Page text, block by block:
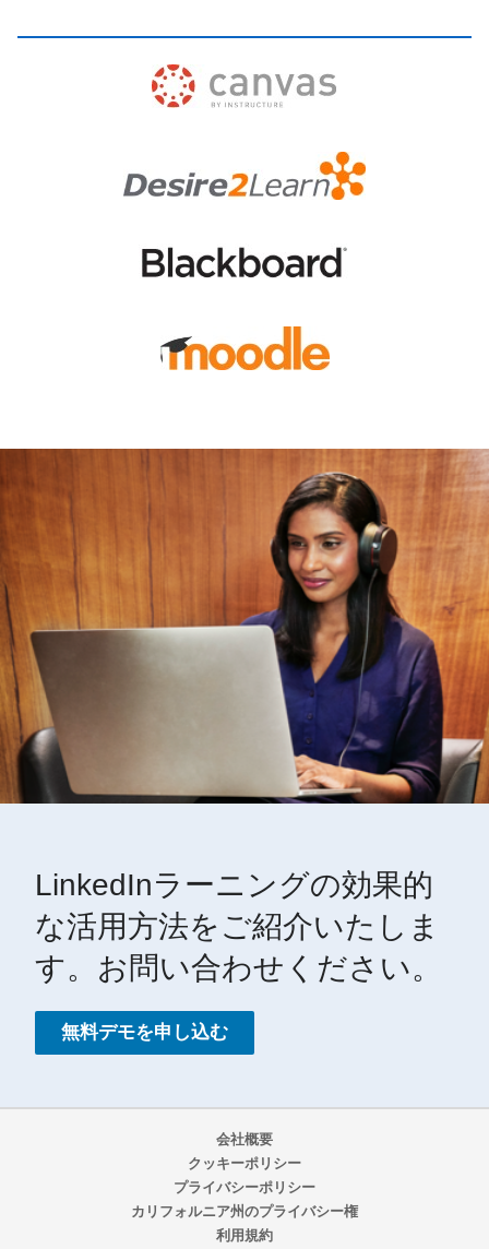
LinkedInラーニングの効果的
な活用方法をご紹介いたしま
す。お問い合わせください。
無料デモを申し込む
会社概要
クッキーポリシー
プライバシーポリシー
カリフォルニア州のプライバシー権
利用規約